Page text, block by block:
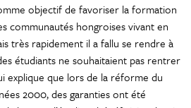
objectif de favoriser la formation
communautés hongroises vivant en
très rapidement il a fallu se rendre à
étudiants ne souhaitaient pas rentrer
explique que lors de la réforme du
2000, des garanties ont été